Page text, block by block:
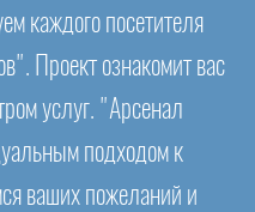
каждого посетителя
Проект ознакомит вас
услуг. "Арсенал
подходом к
ваших пожеланий и